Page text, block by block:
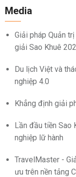
Media
Giải pháp Quản
giải Sao Khuê
Du lịch Việt và
nghiệp 4.0
Khẳng định giải
Lần đầu tiền Sao
nghiệp lữ hành
TravelMaster -
ưu trên nền tảng